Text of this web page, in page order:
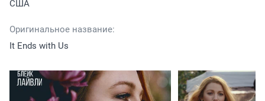
США
Оригинальное название:
It Ends with Us